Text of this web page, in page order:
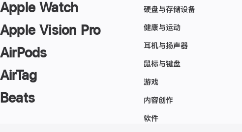
Apple Watch
Apple Vision Pro
AirPods
AirTag
Beats
硬盘与存储设备
健康与运动
耳机与扬声器
鼠标与键盘
游戏
内容创作
软件